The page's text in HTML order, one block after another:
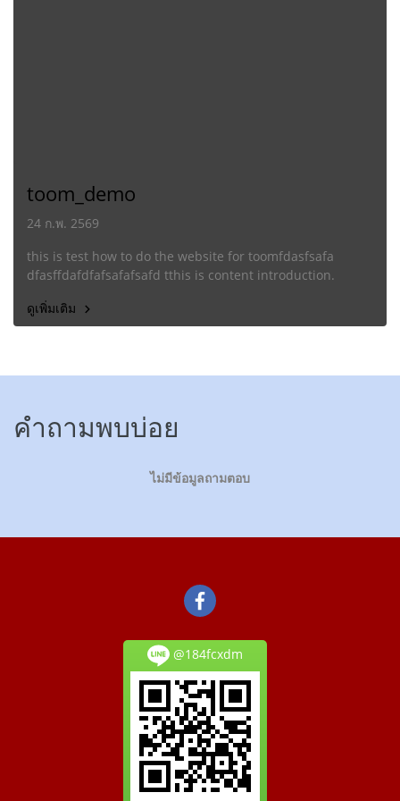
toom_demo
24 ก.พ. 2569
this is test how to do the website for toomfdasfsafa
dfasffdafdfafsafafsafd tthis is content introduction.
ดูเพิ่มเติม
คำถามพบบ่อย
ไม่มีข้อมูลถามตอบ
@184fcxdm